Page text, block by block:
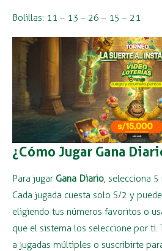
Bolillas: 11 – 13 – 26 – 15 – 21
¿Cómo Jugar Gana
Para jugar Gana Diario, selecciona
Cada jugada cuesta solo S/2 y
eligiendo tus números favoritos o
que el sistema los seleccione por ti.
a jugadas múltiples o suscribirte